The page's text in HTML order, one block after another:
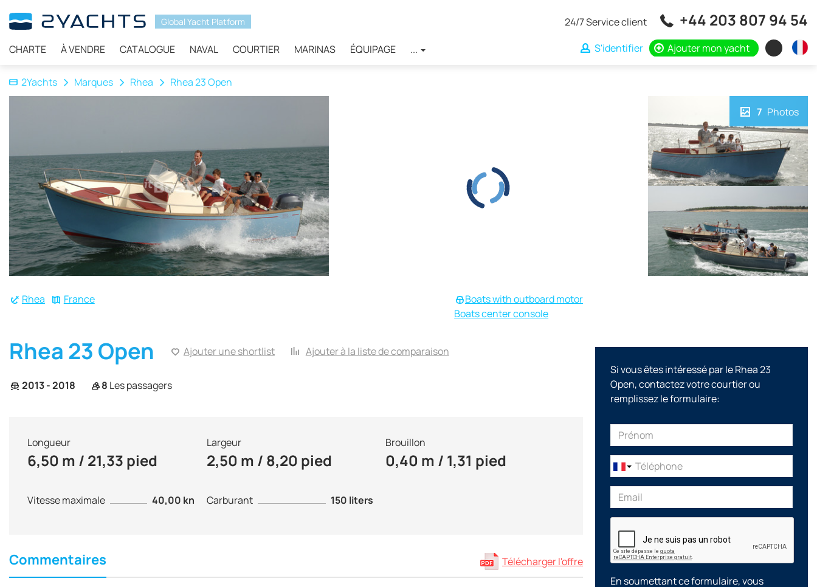
Global Yacht Platform
CHARTE À VENDRE CATALOGUE NAVAL COURTIER MARINAS ÉQUIPAGE ...
24/7 Service client +44 203 807 94 54
S'identifier Ajouter mon yacht
2Yachts Marques Rhea Rhea 23 Open
7 Photos
Rhea France
Boats with outboard motor
Boats center console
Rhea 23 Open Ajouter une shortlist Ajouter à la liste de comparaison
2013 - 2018 8 Les passagers
Longueur
6,50 m / 21,33 pied
Largeur
2,50 m / 8,20 pied
Brouillon
0,40 m / 1,31 pied
Vitesse maximale 40,00 kn Carburant 150 liters
Télécharger l'offre
Commentaires
Si vous êtes intéressé par le Rhea 23
Open, contactez votre courtier ou
remplissez le formulaire:
En soumettant ce formulaire, vous